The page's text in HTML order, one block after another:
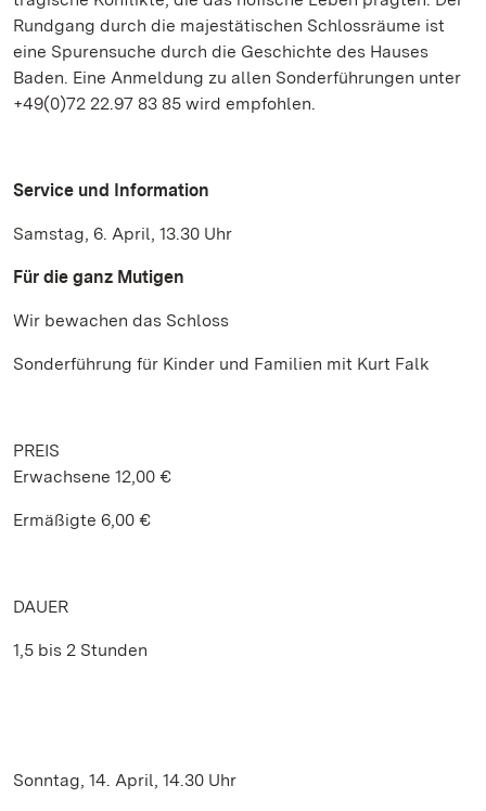
Rundgang durch die majestätischen Schlossräume ist
eine Spurensuche durch die Geschichte des Hauses
Baden. Eine Anmeldung zu allen Sonderführungen unter
+49(0)72 22.97 83 85 wird empfohlen.
Service und Information
Samstag, 6. April, 13.30 Uhr
Für die ganz Mutigen
Wir bewachen das Schloss
Sonderführung für Kinder und Familien mit Kurt Falk
PREIS
Erwachsene 12,00 €
Ermäßigte 6,00 €
DAUER
1,5 bis 2 Stunden
Sonntag, 14. April, 14.30 Uhr